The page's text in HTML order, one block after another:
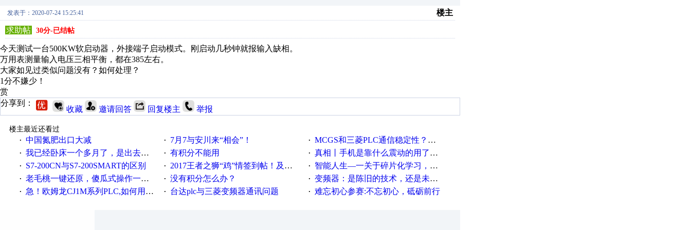
发表于：2020-07-24 15:25:41
楼主
求助帖
30分-已结帖
今天测试一台500KW软启动器，外接端子启动模式。刚启动几秒钟就报输入缺相。
万用表测量输入电压三相平衡，都在385左右。
大家如见过类似问题没有？如何处理？
1分不嫌少！
赏
分享到：
收藏 邀请回答 回复楼主 举报
楼主最近还看过
· 中国氮肥出口大减 · 7月7与安川来“相会”！ · MCGS和三菱PLC通信稳定性？？？
· 我已经卧床一个多月了，是出去安装机械手在高速遭遇车祸所致:大家工作都要特别注意啊 · 有积分不能用 · 真相丨手机是靠什么震动的用了这么多年才知道！
· S7-200CN与S7-200SMART的区别 · 2017王者之狮“鸡”情签到帖！及时更新在线研讨会预告 · 智能人生—一关于碎片化学习，看这一篇就够了！
· 老毛桃一键还原，傻瓜式操作一键轻松备份还原；程序为向导式安装，一键即可实现自动备份或还原系统。 · 没有积分怎么办？ · 变频器：是陈旧的技术，还是未来的幕后英雄？
· 急！欧姆龙CJ1M系列PLC,如何用时间控制变频器。要求时间在组态王中可以自由输入！拜托各位大神了！ · 台达plc与三菱变频器通讯问题 · 难忘初心参赛:不忘初心，砥砺前行